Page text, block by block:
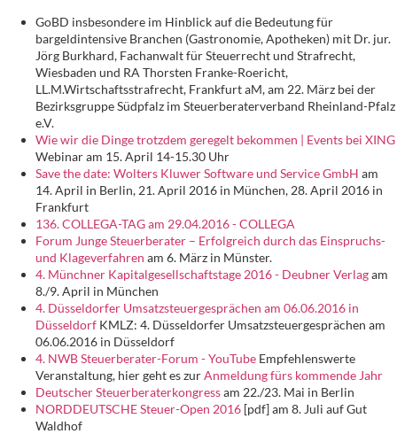
GoBD insbesondere im Hinblick auf die Bedeutung für
bargeldintensive Branchen (Gastronomie, Apotheken) mit Dr. jur.
Jörg Burkhard, Fachanwalt für Steuerrecht und Strafrecht,
Wiesbaden und RA Thorsten Franke-Roericht,
LL.M.Wirtschaftsstrafrecht, Frankfurt aM, am 22. März bei der
Bezirksgruppe Südpfalz im Steuerberaterverband Rheinland-Pfalz
e.V.
Wie wir die Dinge trotzdem geregelt bekommen | Events bei XING
Webinar am 15. April 14-15.30 Uhr
Save the date: Wolters Kluwer Software und Service GmbH am
14. April in Berlin, 21. April 2016 in München, 28. April 2016 in
Frankfurt
136. COLLEGA-TAG am 29.04.2016 - COLLEGA
Forum Junge Steuerberater – Erfolgreich durch das Einspruchs-
und Klageverfahren am 6. März in Münster.
4. Münchner Kapitalgesellschaftstage 2016 - Deubner Verlagam
8./9. April in München
4. Düsseldorfer Umsatzsteuergesprächen am 06.06.2016 in
Düsseldorf KMLZ: 4. Düsseldorfer Umsatzsteuergesprächen am
06.06.2016 in Düsseldorf
4. NWB Steuerberater-Forum - YouTube Empfehlenswerte
Veranstaltung, hier geht es zurAnmeldung fürs kommende Jahr
Deutscher Steuerberaterkongressam 22./23. Mai in Berlin
NORDDEUTSCHE Steuer-Open 2016 [pdf] am 8. Juli auf Gut
Waldhof